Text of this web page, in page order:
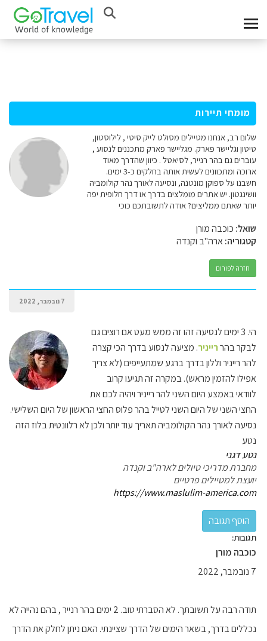
מומחי תיירות
שלום רב, אנחנו מטיילים מסולט לייק סיטי , לילוסטון,
טיטון וגליישר פארק. מגליישר פארק מתכננים לנסוע ,
עוברים גם בהר רנייר, לסיאטל . כיוון שהדרך מאוד
ארוכה ומתכוונים לעשית אותה בחלקים כ-3 ימים.
חשבנו על ספוקן מונטנה, ונסיעה לאורך נהר קולומביה
וושינגטון. יש אתרים מומלצים בדרך או דרך חלופית יפה
יותר שאתם ממליצים? אודה לתשובתכם כוכי
שואל: כוכבה מורן
קטגוריה:ארה"ב וקנדה
חזרה לפורום
7 נובמבר, 2022
הי. 3 ימים לנסיעה זהו זה ממש מעט אם רוצים גם
לבקר בהררייניר. מציעה לנסוע בדרך הכי קצרה
להר רייניר וללון בדרך ברגע שמתעייפים (לא צריך
אפילו להזמין מראש). במקרה זה תגיעו קרוב
לוודאי באמצע היום השני להר רייניר ויהיה לכם את
החצי השני של היום השני לטייל בהר פלוס החצי הראשון של היום השלישי.
נסיעה לאורך נהר הקולומביה תאריך עוד יותר ולכן לא רלוונטית בלוז הזה
נטע
נטע דגני
מחברת מדריכי טיולים לארה"ב וקנדה
יועצת למטיילים פרטיים
https://www.maslulim-america.com
תגובות:
כוכבה מורן
7 נובמבר, 2022
תודה רבה על תשובתך. לא הסברתי טוב. 2 ימים בהר רנייר , בהם נהייה לא
נכללים בדרך, בשאר הימים של הדרך שציינתי. האם ניתן לחלק את הדרך